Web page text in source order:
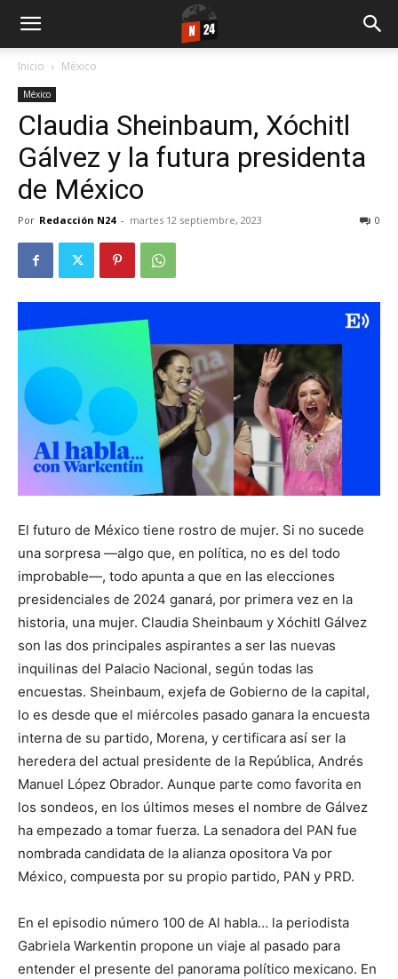
Inicio México
México
Claudia Sheinbaum, Xóchitl
Gálvez y la futura presidenta
de México
Por Redacción N24 - martes 12 septiembre, 2023 0
El futuro de México tiene rostro de mujer. Si no sucede
una sorpresa —algo que, en política, no es del todo
improbable—, todo apunta a que en las elecciones
presidenciales de 2024 ganará, por primera vez en la
historia, una mujer. Claudia Sheinbaum y Xóchitl Gálvez
son las dos principales aspirantes a ser las nuevas
inquilinas del Palacio Nacional, según todas las
encuestas. Sheinbaum, exjefa de Gobierno de la capital,
lo es desde que el miércoles pasado ganara la encuesta
interna de su partido, Morena, y certificara así ser la
heredera del actual presidente de la República, Andrés
Manuel López Obrador. Aunque parte como favorita en
los sondeos, en los últimos meses el nombre de Gálvez
ha empezado a tomar fuerza. La senadora del PAN fue
nombrada candidata de la alianza opositora Va por
México, compuesta por su propio partido, PAN y PRD.
En el episodio número 100 de Al habla… la periodista
Gabriela Warkentin propone un viaje al pasado para
entender el presente del panorama político mexicano. En